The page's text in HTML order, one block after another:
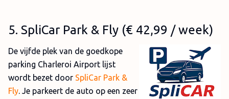
5. SpliCar Park & Fly (€ 42,99 / week)
De vijfde plek van de goedkope
parking Charleroi Airport lijst
wordt bezet door SpliCar Park &
Fly. Je parkeert de auto op een zeer